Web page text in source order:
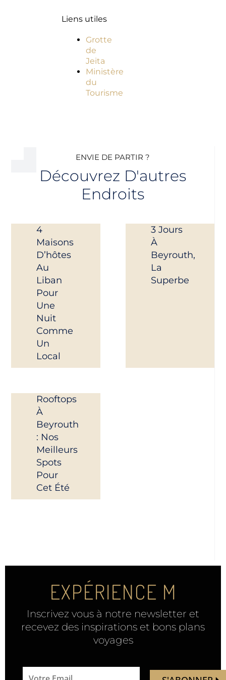
Liens utiles
Grotte
de
Jeita
Ministère
du
Tourisme
ENVIE DE PARTIR ?
Découvrez D'autres
Endroits
4
Maisons
D’hôtes
Au
Liban
Pour
Une
Nuit
Comme
Un
Local
3 Jours
À
Beyrouth,
La
Superbe
Rooftops
À
Beyrouth
: Nos
Meilleurs
Spots
Pour
Cet Été
EXPÉRIENCE M
Inscrivez vous à notre newsletter et
recevez des inspirations et bons plans
voyages